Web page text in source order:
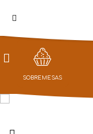
PROMOÇÕES
LOJA
SOBREMESAS